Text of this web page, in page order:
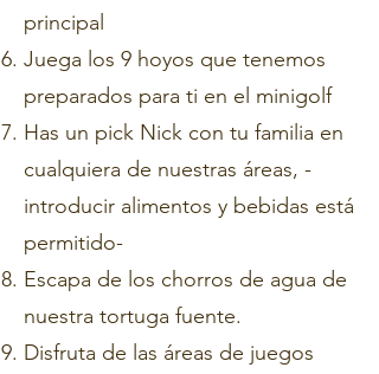
principal
Juega los 9 hoyos que tenemos
preparados para ti en el minigolf
Has un pick Nick con tu familia en
cualquiera de nuestras áreas, -
introducir alimentos y bebidas está
permitido-
Escapa de los chorros de agua de
nuestra tortuga fuente.
Disfruta de las áreas de juegos